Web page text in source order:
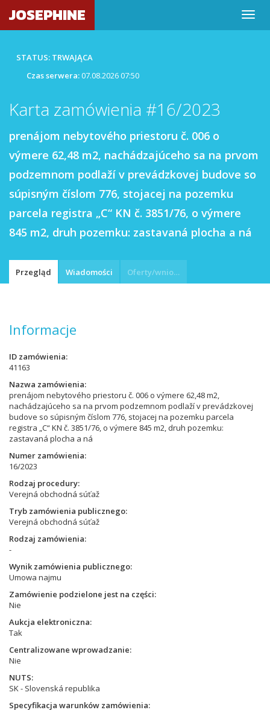
JOSEPHINE
STATUS: TRWAJĄCA
Czas serwera:07.08.2026 07:50
Karta zamówienia #16/2023
prenájom nebytového priestoru č. 006 o
výmere 62,48 m2, nachádzajúceho sa na prvom
podzemnom podlaží v prevádzkovej budove so
súpisným číslom 776, stojacej na pozemku
parcela registra „C“ KN č. 3851/76, o výmere
845 m2, druh pozemku: zastavaná plocha a ná
Przegląd Wiadomości Oferty/wnioski
Informacje
ID zamówienia
41163
Nazwa zamówienia
prenájom nebytového priestoru č. 006 o výmere 62,48 m2,
nachádzajúceho sa na prvom podzemnom podlaží v prevádzkovej
budove so súpisným číslom 776, stojacej na pozemku parcela
registra „C“ KN č. 3851/76, o výmere 845 m2, druh pozemku:
zastavaná plocha a ná
Numer zamówienia
16/2023
Rodzaj procedury
Verejná obchodná súťaž
Tryb zamówienia publicznego
Verejná obchodná súťaž
Rodzaj zamówienia
-
Wynik zamówienia publicznego
Umowa najmu
Zamówienie podzielone jest na części
Nie
Aukcja elektroniczna
Tak
Centralizowane wprowadzanie
Nie
NUTS
SK - Slovenská republika
Specyfikacja warunków zamówienia